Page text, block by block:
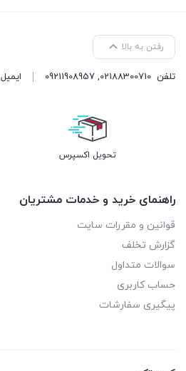
رفتن به بالا
تلفن 02188300710
,
09211908957 ایمیل
تحویل اکسپرس
راهنمای خرید و خدمات مشتریان
قوانین و مقررات سایت
گزارش تخلف
سوالات متداول
حساب کاربری
پیگیری سفارشات